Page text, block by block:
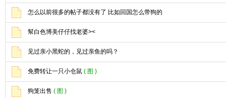
怎么以前很多的帖子都没有了 比如回国怎么带狗的
幫白色博美仔仔找老婆><
见过亲小黑蛇的，见过亲鱼的吗？
免费转让一只小仓鼠 ( 图 )
狗笼出售 ( 图 )